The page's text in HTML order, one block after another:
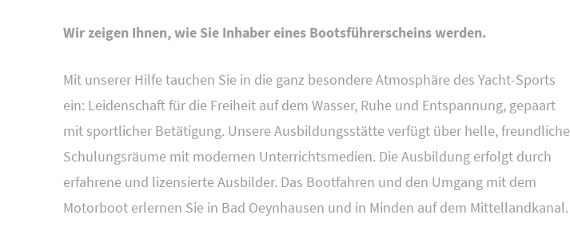
Wir zeigen Ihnen, wie Sie Inhaber eines Bootsführerscheins werden.
Mit unserer Hilfe tauchen Sie in die ganz besondere Atmosphäre des Yacht-Sports
ein: Leidenschaft für die Freiheit auf dem Wasser, Ruhe und Entspannung, gepaart
mit sportlicher Betätigung. Unsere Ausbildungsstätte verfügt über helle, freundliche
Schulungsräume mit modernen Unterrichtsmedien. Die Ausbildung erfolgt durch
erfahrene und lizensierte Ausbilder. Das Bootfahren und den Umgang mit dem
Motorboot erlernen Sie in Bad Oeynhausen und in Minden auf dem Mittellandkanal.